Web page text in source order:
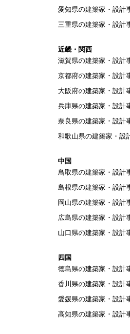
愛知県の建築家・設計
三重県の建築家・設計
近畿・関西
滋賀県の建築家・設計
京都府の建築家・設計
大阪府の建築家・設計
兵庫県の建築家・設計
奈良県の建築家・設計
和歌山県の建築家・設
中国
鳥取県の建築家・設計
島根県の建築家・設計
岡山県の建築家・設計
広島県の建築家・設計
山口県の建築家・設計
四国
徳島県の建築家・設計
香川県の建築家・設計
愛媛県の建築家・設計
高知県の建築家・設計